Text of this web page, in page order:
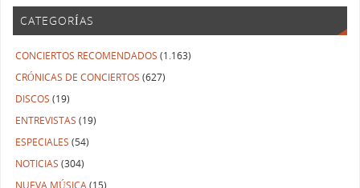
CATEGORÍAS
CONCIERTOS RECOMENDADOS (1.163)
CRÓNICAS DE CONCIERTOS (627)
DISCOS (19)
ENTREVISTAS (19)
ESPECIALES (54)
NOTICIAS (304)
NUEVA MÚSICA (15)